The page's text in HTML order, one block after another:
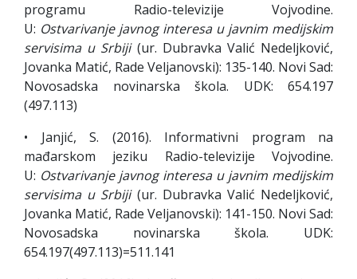
programu Radio-televizije Vojvodine.
U: Ostvarivanje javnog interesa u javnim medijskim
servisima u Srbiji(ur. Dubravka Valić Nedeljković,
Jovanka Matić, Rade Veljanovski): 135-140. Novi Sad:
Novosadska novinarska škola. UDK: 654.197
(497.113)
• Janjić, S. (2016). Informativni program na
mađarskom jeziku Radio-televizije Vojvodine.
U: Ostvarivanje javnog interesa u javnim medijskim
servisima u Srbiji(ur. Dubravka Valić Nedeljković,
Jovanka Matić, Rade Veljanovski): 141-150. Novi Sad:
Novosadska novinarska škola. UDK:
654.197(497.113)=511.141